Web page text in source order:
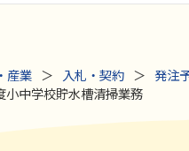
産業 入札・契約 発注
中学校貯水槽清掃業務